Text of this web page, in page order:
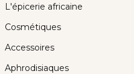
L'épicerie africaine
Cosmétiques
Accessoires
Aphrodisiaques